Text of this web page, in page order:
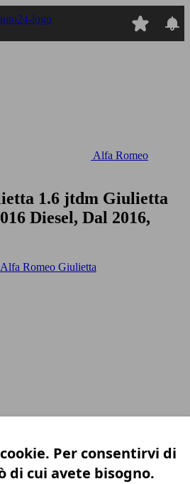
Alfa Romeo
1.6 jtdm Giulietta
Diesel, Dal 2016,
Romeo Giulietta
Per consentirvi di
di cui avete bisogno.